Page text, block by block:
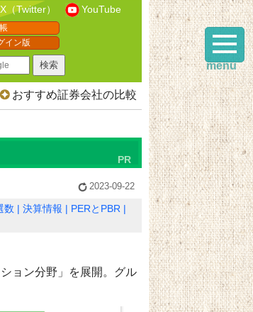
X（Twitter） YouTube
イン版
おすすめ証券会社の比較
2023-09-22
数 決算情報
PERとPBR
ョン分野」を展開。グル
menu